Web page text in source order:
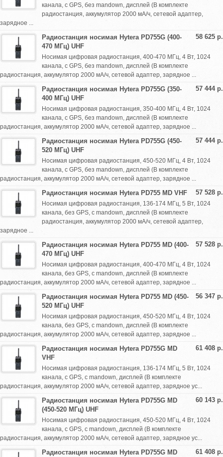
канала, с GPS, без mandown, дисплей (В комплекте
радиостанция, аккумулятор 2000 мА/ч, сетевой адаптер,
зарядное ...
58 625 р.
Радиостанция носимая Hytera PD755G (400-
470 МГц) UHF
Носимая цифровая радиостанция, 400-470 МГц, 4 Вт, 1024
канала, с GPS, без mandown, дисплей (В комплекте
радиостанция, аккумулятор 2000 мА/ч, сетевой адаптер, зарядное ...
57 444 р.
Радиостанция носимая Hytera PD755G (350-
400 МГц) UHF
Носимая цифровая радиостанция, 350-400 МГц, 4 Вт, 1024
канала, с GPS, без mandown, дислпей (В комплекте
радиостанция, аккумулятор 2000 мА/ч, сетевой адаптер, зарядное ...
57 444 р.
Радиостанция носимая Hytera PD755G (450-
520 МГц) UHF
Носимая цифровая радиостанция, 450-520 МГц, 4 Вт, 1024
канала, с GPS, без mandown, дисплей (В комплекте
радиостанция, аккумулятор 2000 мА/ч, сетевой адаптер, зарядное ...
57 528 р.
Радиостанция носимая Hytera PD755 MD VHF
Носимая цифровая радиостанция, 136-174 МГц, 5 Вт, 1024
канала, без GPS, с mandown, дисплей (В комплекте
радиостанция, аккумулятор 2000 мА/ч, сетевой адаптер,
зарядное ...
57 528 р.
Радиостанция носимая Hytera PD755 MD (400-
470 МГц) UHF
Носимая цифровая радиостанция, 400-470 МГц, 4 Вт, 1024
канала, без GPS, с mandown, дисплей (В комплекте
радиостанция, аккумулятор 2000 мА/ч, сетевой адаптер, зарядное ...
56 347 р.
Радиостанция носимая Hytera PD755 MD (450-
520 МГц) UHF
Носимая цифровая радиостанция, 450-520 МГц, 4 Вт, 1024
канала, без GPS, с mandown, дисплей (В комплекте
радиостанция, аккумулятор 2000 мА/ч, сетевой адаптер, зарядное ...
61 408 р.
Радиостанция носимая Hytera PD755G MD
VHF
Носимая цифровая радиостанция, 136-174 МГц, 5 Вт, 1024
канала, с GPS, с mandown, дисплей (В комплекте
радиостанция, аккумулятор 2000 мА/ч, сетевой адаптер, зарядное ус...
60 143 р.
Радиостанция носимая Hytera PD755G MD
(450-520 МГц) UHF
Носимая цифровая радиостанция, 450-520 МГц, 4 Вт, 1024
канала, с GPS, с mandown, дисплей (В комплекте
радиостанция, аккумулятор 2000 мА/ч, сетевой адаптер, зарядное ус...
61 408 р.
Радиостанция носимая Hytera PD755G MD